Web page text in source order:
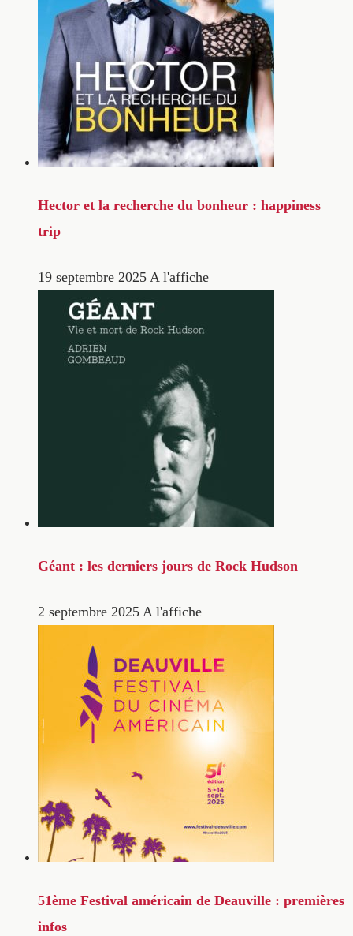
Hector et la recherche du bonheur : happiness
trip
19 septembre 2025 A l'affiche
Géant : les derniers jours de Rock Hudson
2 septembre 2025 A l'affiche
51ème Festival américain de Deauville : premières
infos